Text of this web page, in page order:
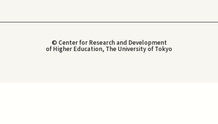
© Center for Research and Development
of Higher Education, The University of Tokyo